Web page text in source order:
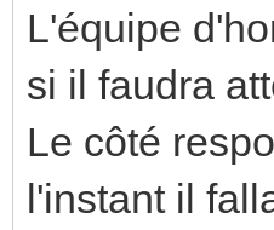
L'équipe
si il faudra
Le côté
l'instant il